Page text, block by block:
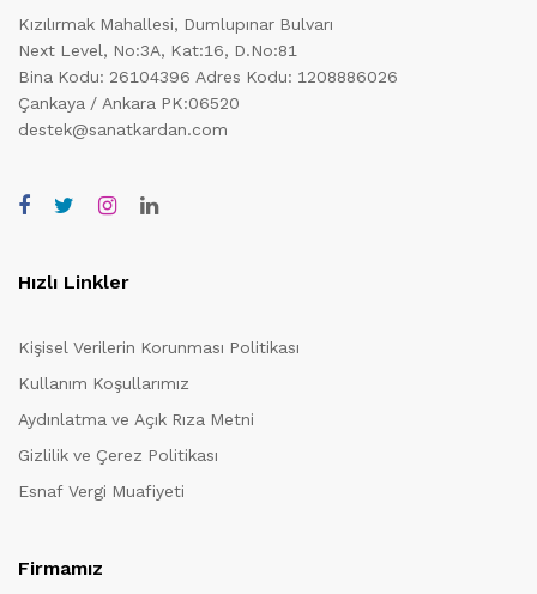
Kızılırmak Mahallesi, Dumlupınar Bulvarı
Next Level, No:3A, Kat:16, D.No:81
Bina Kodu: 26104396 Adres Kodu: 1208886026
Çankaya / Ankara PK:06520
destek@sanatkardan.com
Hızlı Linkler
Kişisel Verilerin Korunması Politikası
Kullanım Koşullarımız
Aydınlatma ve Açık Rıza Metni
Gizlilik ve Çerez Politikası
Esnaf Vergi Muafiyeti
Firmamız